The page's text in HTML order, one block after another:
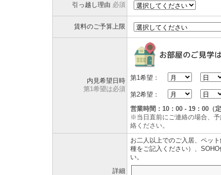
引っ越し理由 必須
賃料のご予算上限
内見希望日時
第1希望は必須
第1希望：
第2希望：
営業時間：10：00 - 19：00（
※当日直前にご連絡の場合、
絡ください。
詳細
お二人以上でのご入居、ペッ
種をご記入ください）、
い。